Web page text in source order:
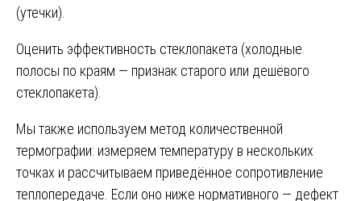
(утечки).
Оценить эффективность стеклопакета (холодные
полосы по краям — признак старого или дешёвого
стеклопакета).
Мы также используем метод количественной
термографии: измеряем температуру в нескольких
точках и рассчитываем приведённое сопротивление
теплопередаче. Если оно ниже нормативного — дефект